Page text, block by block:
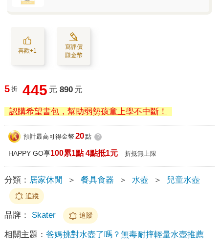
喜歡+1
寫評價
賺金幣
5 折 445 元 890 元
認購希望書包，幫助弱勢孩童上學不中斷！
預計最高可得金幣 20點 ?
HAPPY GO享100累1點 4點抵1元 折抵無上限
分類： 居家休閒 ＞ 餐具食器 ＞ 水壺 ＞ 兒童水壺
追蹤
品牌： Skater 追蹤
相關主題： 爸媽挑對水壺了嗎？無毒耐摔輕量水壺推薦